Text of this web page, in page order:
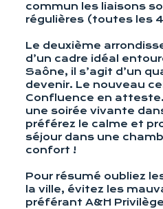
commun les liaisons
régulières (toutes les
Le deuxième
d’un cadre idéal
Saône, il s’agit d’un
devenir. Le nouveau
Confluence en
une soirée vivante
préférez le calme et
séjour dans une
confort !
Pour résumé oubliez
la ville, évitez les
préférant A&H